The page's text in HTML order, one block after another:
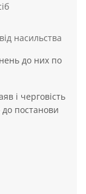
насильства
до них по
і черговість
до постанови